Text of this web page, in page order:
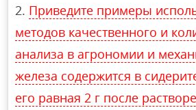
Приведите примеры
методов качественного и
анализа в агрономии и
железа содержится в
его равная 2 г после